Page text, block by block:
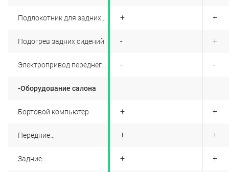
Подлокотник для задних
Подогрев задних сидений
Электропривод переднего
-Оборудование салона
Бортовой компьютер
Передние
Задние
+
+
+
+
+
+
+
-
-
+
+
+
+
+
-
+
+
+